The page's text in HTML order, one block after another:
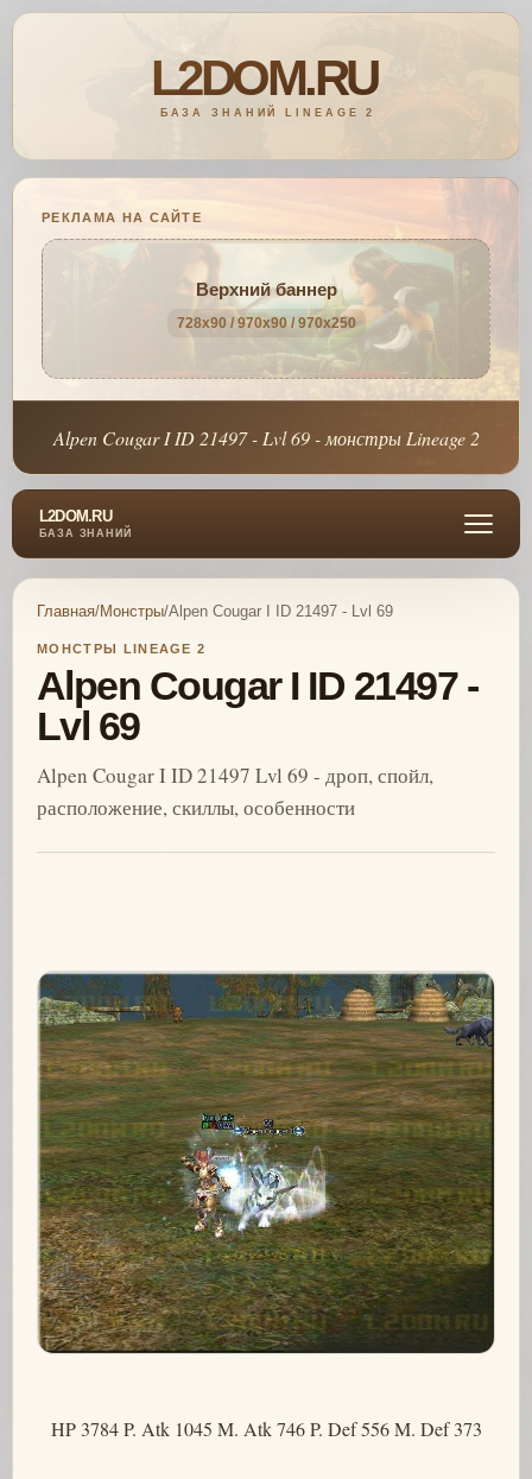
РЕКЛАМА НА САЙТЕ
Верхний баннер
728x90 / 970x90 / 970x250
Alpen Cougar I ID 21497 - Lvl 69 - монстры Lineage 2
L2DOM.RU
БАЗА ЗНАНИЙ
Главная/Монстры/Alpen Cougar I ID 21497 - Lvl 69
МОНСТРЫ LINEAGE 2
Alpen Cougar I ID 21497 -
Lvl 69
Alpen Cougar I ID 21497 Lvl 69 - дроп, спойл,
расположение, скиллы, особенности
HP 3784 P. Atk 1045 M. Atk 746 P. Def 556 M. Def 373